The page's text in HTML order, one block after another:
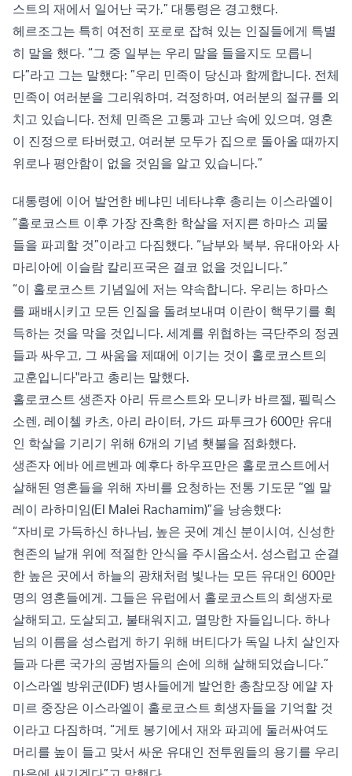
스트의 재에서 일어난 국가,” 대통령은 경고했다.
헤르조그는 특히 여전히 포로로 잡혀 있는 인질들에게 특별
히 말을 했다. “그 중 일부는 우리 말을 들을지도 모릅니
다”라고 그는 말했다: ”우리 민족이 당신과 함께합니다. 전체
민족이 여러분을 그리워하며, 걱정하며, 여러분의 절규를 외
치고 있습니다. 전체 민족은 고통과 고난 속에 있으며, 영혼
이 진정으로 타버렸고, 여러분 모두가 집으로 돌아올 때까지
위로나 평안함이 없을 것임을 알고 있습니다.”
대통령에 이어 발언한 베냐민 네타냐후 총리는 이스라엘이
“홀로코스트 이후 가장 잔혹한 학살을 저지른 하마스 괴물
들을 파괴할 것”이라고 다짐했다. “남부와 북부, 유대아와 사
마리아에 이슬람 칼리프국은 결코 없을 것입니다.”
“이 홀로코스트 기념일에 저는 약속합니다. 우리는 하마스
를 패배시키고 모든 인질을 돌려보내며 이란이 핵무기를 획
득하는 것을 막을 것입니다. 세계를 위협하는 극단주의 정권
들과 싸우고, 그 싸움을 제때에 이기는 것이 홀로코스트의
교훈입니다"라고 총리는 말했다.
홀로코스트 생존자 아리 듀르스트와 모니카 바르젤, 펠릭스
소렌, 레이첼 카츠, 아리 라이터, 가드 파투크가 600만 유대
인 학살을 기리기 위해 6개의 기념 횃불을 점화했다.
생존자 에바 에르벤과 예후다 하우프만은 홀로코스트에서
살해된 영혼들을 위해 자비를 요청하는 전통 기도문 “엘 말
레이 라하미임(El Malei Rachamim)”을 낭송했다:
“자비로 가득하신 하나님, 높은 곳에 계신 분이시여, 신성한
현존의 날개 위에 적절한 안식을 주시옵소서. 성스럽고 순결
한 높은 곳에서 하늘의 광채처럼 빛나는 모든 유대인 600만
명의 영혼들에게. 그들은 유럽에서 홀로코스트의 희생자로
살해되고, 도살되고, 불태워지고, 멸망한 자들입니다. 하나
님의 이름을 성스럽게 하기 위해 버티다가 독일 나치 살인자
들과 다른 국가의 공범자들의 손에 의해 살해되었습니다.”
이스라엘 방위군(IDF) 병사들에게 발언한 총참모장 에얄 자
미르 중장은 이스라엘이 홀로코스트 희생자들을 기억할 것
이라고 다짐하며, “게토 봉기에서 재와 파괴에 둘러싸여도
머리를 높이 들고 맞서 싸운 유대인 전투원들의 용기를 우리